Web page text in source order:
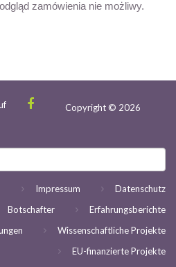
zamówienia nie możliwy.
Copyright © 2026
Datenschutz
Impressum
Erfahrungsberichte
Botschafter
Wissenschaftliche Projekte
EU-finanzierte Projekte